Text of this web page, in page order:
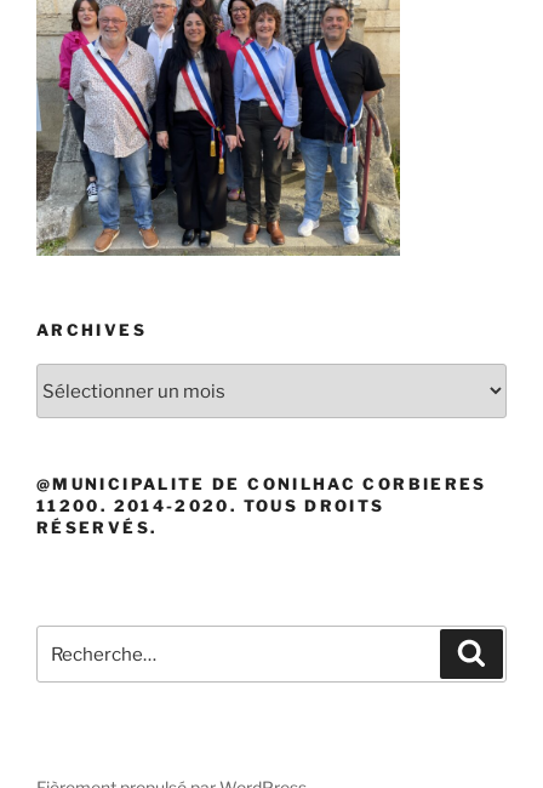
ARCHIVES
@MUNICIPALITE DE CONILHAC CORBIERES
11200. 2014-2020. TOUS DROITS
RÉSERVÉS.
pour